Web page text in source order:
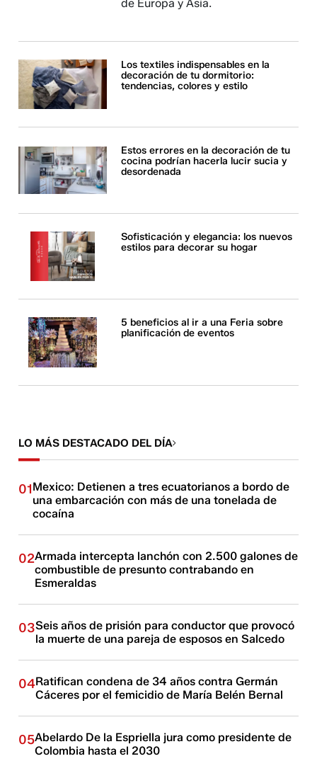
de Europa y Asia.
Los textiles indispensables en la
decoración de tu dormitorio:
tendencias, colores y estilo
Estos errores en la decoración de tu
cocina podrían hacerla lucir sucia y
desordenada
Sofisticación y elegancia: los nuevos
estilos para decorar su hogar
5 beneficios al ir a una Feria sobre
planificación de eventos
LO MÁS DESTACADO DEL DÍA
01Mexico: Detienen a tres ecuatorianos a bordo de
una embarcación con más de una tonelada de
cocaína
02Armada intercepta lanchón con 2.500 galones de
combustible de presunto contrabando en
Esmeraldas
03Seis años de prisión para conductor que provocó
la muerte de una pareja de esposos en Salcedo
04Ratifican condena de 34 años contra Germán
Cáceres por el femicidio de María Belén Bernal
05Abelardo De la Espriella jura como presidente de
Colombia hasta el 2030